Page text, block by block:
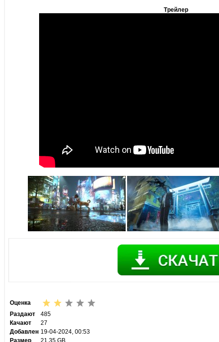
Трейлер
Оценка
Раздают
485
Качают
27
Добавлен 19-04-2024, 00:53
Размер
21.35 GB